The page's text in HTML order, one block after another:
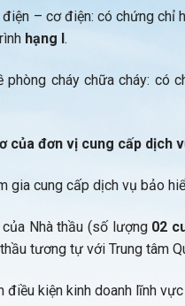
– cơ điện: có chứng
hạng I .
phòng cháy chữa cháy: có
của đơn vị cung cấp dịch
gia cung cấp dịch vụ bảo
Nhà thầu (số lượng 02
tương tự với Trung tâm
điều kiện kinh doanh lĩnh